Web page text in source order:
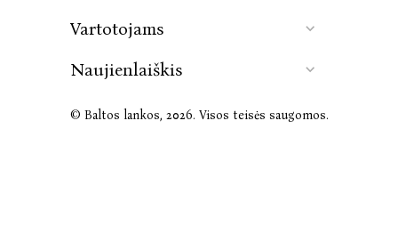
Vartotojams
Naujienlaiškis
© Baltos lankos, 2026. Visos teisės saugomos.